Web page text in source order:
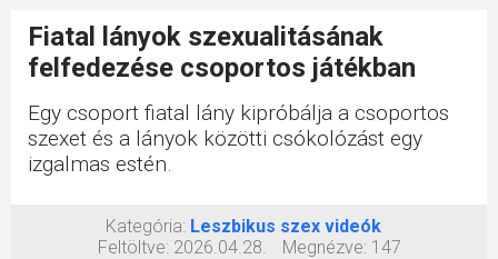
Fiatal lányok szexualitásának
felfedezése csoportos játékban
Egy csoport fiatal lány kipróbálja a csoportos
szexet és a lányok közötti csókolózást egy
izgalmas estén.
Kategória: Leszbikus szex videók
Feltöltve: 2026.04.28. Megnézve: 147